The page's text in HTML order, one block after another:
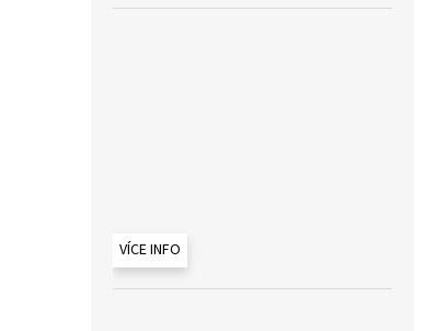
VÍCE INFO